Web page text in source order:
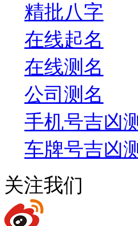
精批八字
在线起名
在线测名
公司测名
手机号吉凶
车牌号吉凶
关注我们